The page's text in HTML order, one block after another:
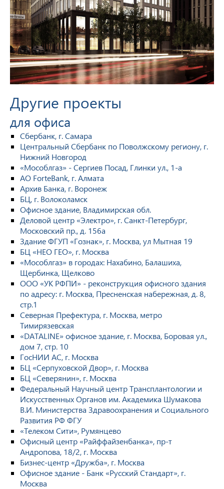
Другие проекты
для офиса
Сбербанк, г. Самара
Центральный Сбербанк по Поволжскому региону, г.
Нижний Новгород
«Мособлгаз» - Сергиев Посад, Глинки ул., 1-а
АО ForteBank, г. Алмата
Архив Банка, г. Воронеж
БЦ, г. Волоколамск
Офисное здание, Владимирская обл.
Деловой центр «Электро», г. Санкт-Петербург,
Московский пр., д. 156а
Здание ФГУП «Гознак», г. Москва, ул Мытная 19
БЦ «НЕО ГЕО», г. Москва
«Мособлгаз» в городах: Нахабино, Балашиха,
Щербинка, Щелково
ООО «УК РФПИ» - реконструкция офисного здания
по адресу: г. Москва, Пресненская набережная, д. 8,
стр.1
Северная Префектура, г. Москва, метро
Тимирязевская
«DATALINE» офисное здание, г. Москва, Боровая ул.,
дом 7, стр. 10
ГосНИИ АС, г. Москва
БЦ «Серпуховской Двор», г. Москва
БЦ «Северянин», г. Москва
Федеральный Научный центр Трансплантологии и
Искусственных Органов им. Академика Шумакова
В.И. Министерства Здравоохранения и Социального
Развития РФ ФГУ
«Телеком Сити», Румянцево
Офисный центр «Райффайзенбанка», пр-т
Андропова, 18/2, г. Москва
Бизнес-центр «Дружба», г. Москва
Офисное здание - Банк «Русский Стандарт», г.
Москва